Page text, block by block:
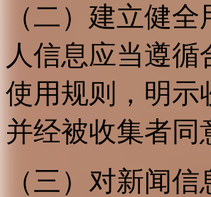
（二）建立健
人信息应当遵
使用规则，明示
并经被收集者同
（三）对新闻